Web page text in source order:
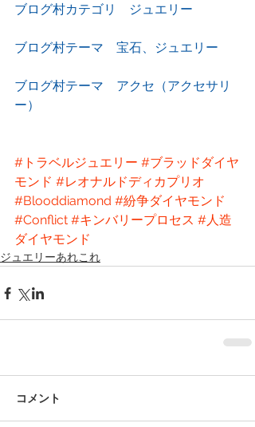
ブログ村カテゴリ　ジュエリー
ブログ村テーマ　宝石、ジュエリー
ブログ村テーマ　アクセ（アクセサリ
ー）
#トラベルジュエリー #ブラッドダイヤ
モンド #レオナルドディカプリオ
#Blooddiamond #紛争ダイヤモンド
#Conflict #キンバリープロセス #人造
ダイヤモンド
ジュエリーあれこれ
コメント